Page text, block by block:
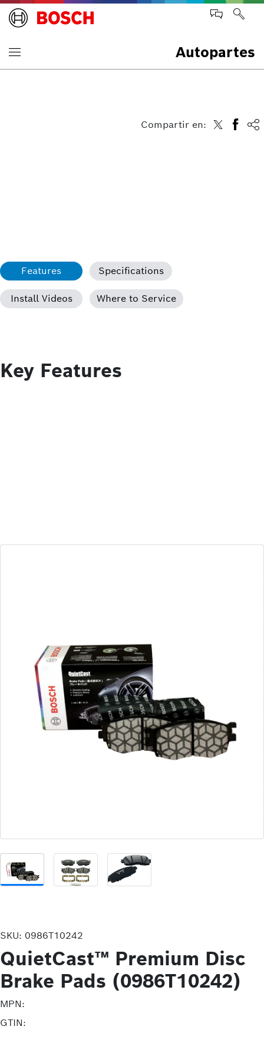
Autopartes
Compartir en:
Features Specifications
Install Videos Where to Service
Key Features
SKU: 0986T10242
QuietCast™ Premium Disc
Brake Pads (0986T10242)
MPN:
GTIN: